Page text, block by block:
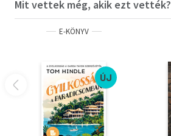
Mit vettek még, akik ezt vették?
E-KÖNYV
ÚJ